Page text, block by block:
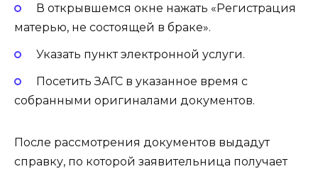
В открывшемся окне нажать «Регистрация
матерью, не состоящей в браке».
Указать пункт электронной услуги.
Посетить ЗАГС в указанное время с
собранными оригиналами документов.
После рассмотрения документов выдадут
справку, по которой заявительница получает